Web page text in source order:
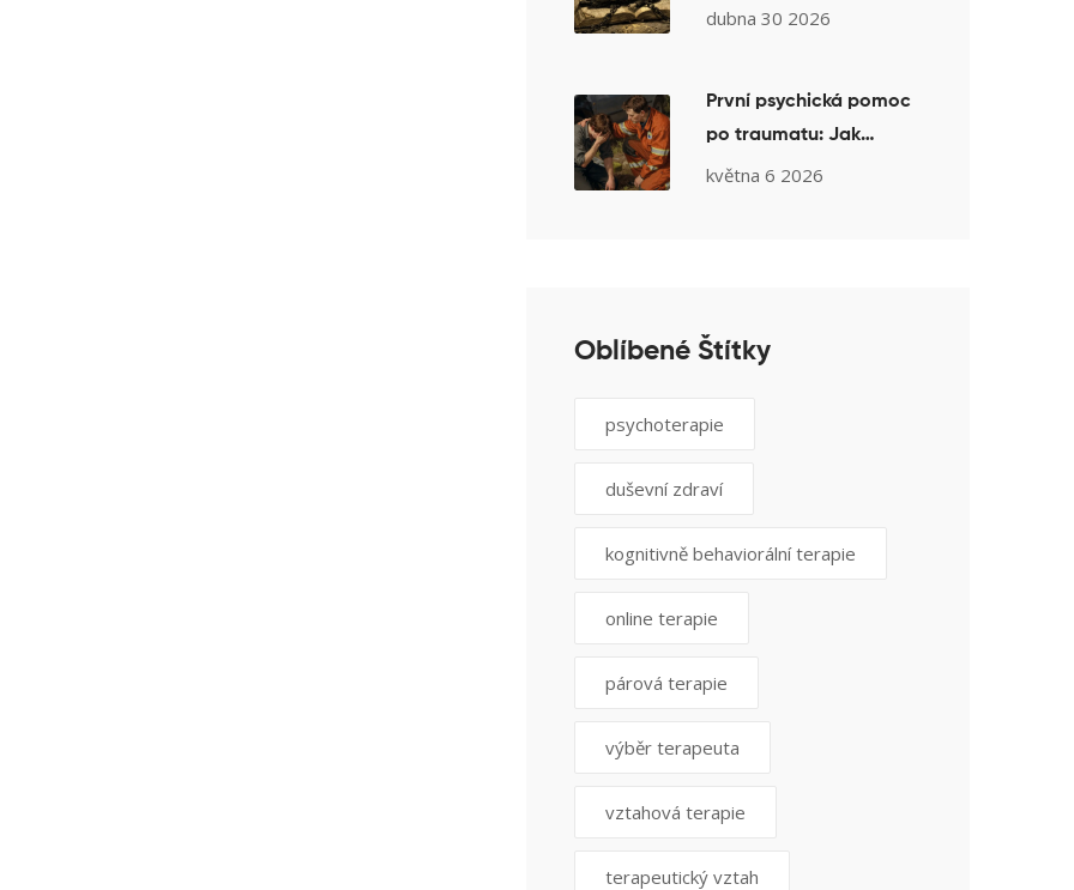
příběh pro lepší
dubna 30 2026
První psychická pomoc
po traumatu: Jak
stabilizovat stav a co
května 6 2026
Oblíbené Štítky
psychoterapie
duševní zdraví
kognitivně behaviorální terapie
online terapie
párová terapie
výběr terapeuta
vztahová terapie
terapeutický vztah